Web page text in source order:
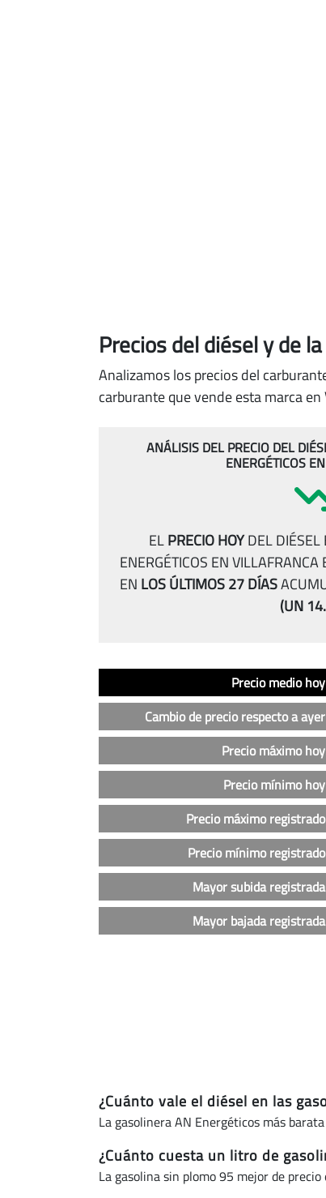
Precios del diésely de
Analizamos los precios del
carburante que vende esta marca en
ANÁLISIS DEL PRECIO DEL
ENERGÉTICOS
ELPRECIO HOYDEL DIÉSEL
ENERGÉTICOS EN VILLAFRANCA
EN LOS ÚLTIMOS 27 DÍAS
(UN
Análisis
del
en
gasolineras
en
(actualizado
Precio medio hoy
Cambio de precio respecto a ayer
Precio máximo hoy
Precio mínimo hoy
Precio máximo registrado
Precio mínimo registrado
Mayor subida registrada
Mayor bajada registrada
¿Cuánto vale el diésel en las
La gasolinera AN Energéticos más
¿Cuánto cuesta un litro de
La gasolina sin plomo 95 mejor de